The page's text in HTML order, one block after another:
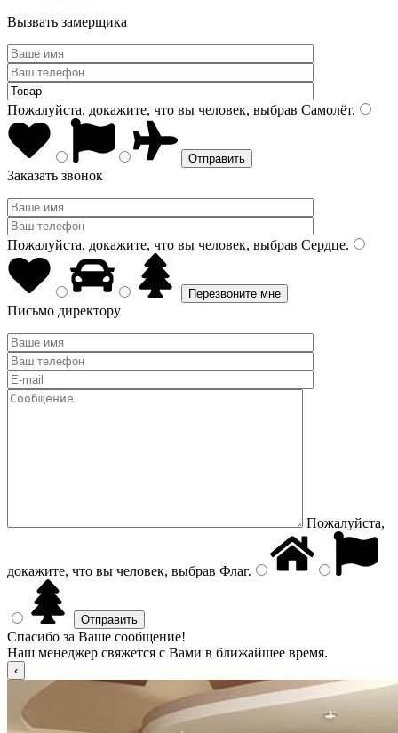
Вызвать замерщика
Пожалуйста, докажите, что вы человек, выбрав Самолёт.
Заказать звонок
Пожалуйста, докажите, что вы человек, выбрав Сердце.
Письмо директору
Пожалуйста,
докажите, что вы человек, выбрав Флаг.
Спасибо за Ваше сообщение!
Наш менеджер свяжется с Вами в ближайшее время.